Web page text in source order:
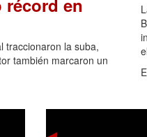
en
traccionaron la suba,
también marcaron un